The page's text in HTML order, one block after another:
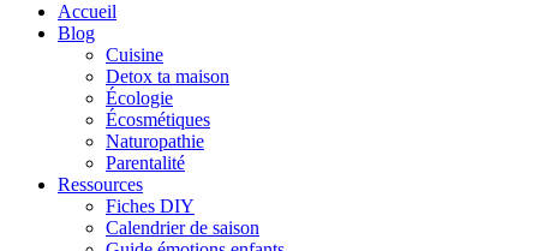
Accueil
Blog
Cuisine
Detox ta maison
Écologie
Écosmétiques
Naturopathie
Parentalité
Ressources
Fiches DIY
Calendrier de saison